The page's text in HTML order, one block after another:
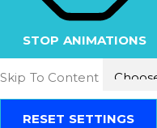
STOP ANIMATIONS
Skip To Content
RESET SETTINGS